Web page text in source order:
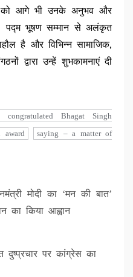
को आगे भी उनके अनुभव और
पद्म भूषण सम्मान से अलंकृत
है और विभिन्न सामाजिक,
द्वारा उन्हें शुभकामनाएं दी
Bhagat Singh
award
saying – a matter of
मोदी का ‘मन की बात’
का किया आह्वान
पर कांग्रेस का